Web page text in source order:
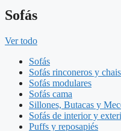
Sofás
Ver todo
Sofás
Sofás rinconeros y
Sofás modulares
Sofás cama
Sillones, Butacas y
Sofás de interior y
Puffs y reposapiés